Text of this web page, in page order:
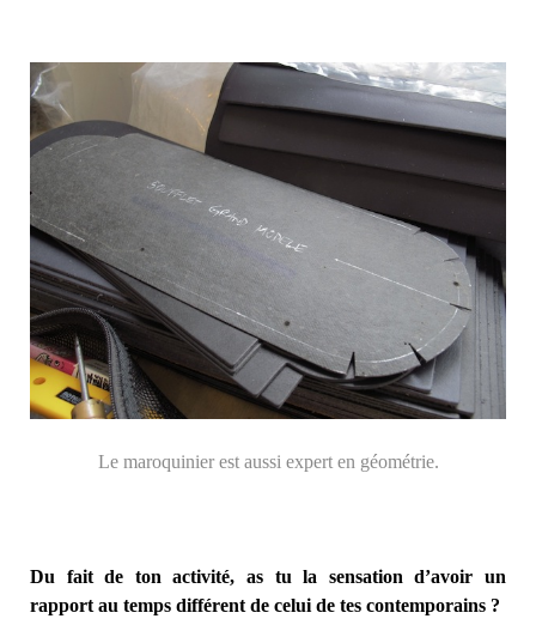
Le maroquinier est aussi expert en géométrie.
Du fait de ton activité, as tu la sensation d’avoir un
rapport au temps différent de celui de tes contemporains ?